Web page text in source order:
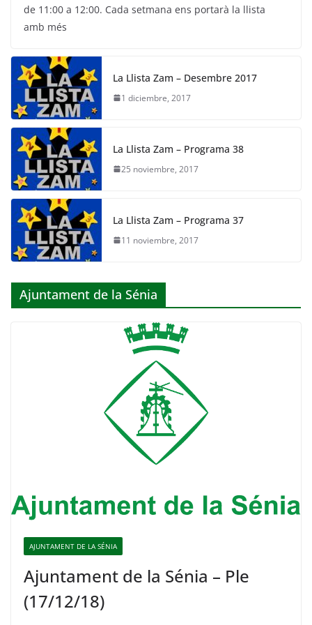
e
o
o
k
m p
p
de 11:00 a 12:00. Cada setmana ens portarà la llista
amb més
La Llista Zam – Desembre 2017
1 diciembre, 2017
La Llista Zam – Programa 38
25 noviembre, 2017
La Llista Zam – Programa 37
11 noviembre, 2017
Ajuntament de la Sénia
AJUNTAMENT DE LA SÉNIA
Ajuntament de la Sénia – Ple
(17/12/18)